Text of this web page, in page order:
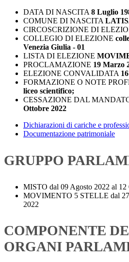
DATA DI NASCITA 8 Luglio
COMUNE DI NASCITA
CIRCOSCRIZIONE DI
COLLEGIO DI ELEZIONE
Venezia Giulia - 01
LISTA DI ELEZIONE
PROCLAMAZIONE 19 Marzo
ELEZIONE CONVALIDATA
FORMAZIONE O NOTE
liceo scientifico;
CESSAZIONE DAL
Ottobre 2022
Dichiarazioni di cariche e
Documentazione patrimoniale
GRUPPO
MISTO dal 09 Agosto 2022 al 12
MOVIMENTO 5 STELLE dal
2022
COMPONENTE
ORGANI